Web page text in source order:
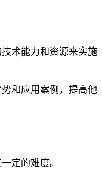
术能力和资源来实施
和应用案例，提高他
定的难度。